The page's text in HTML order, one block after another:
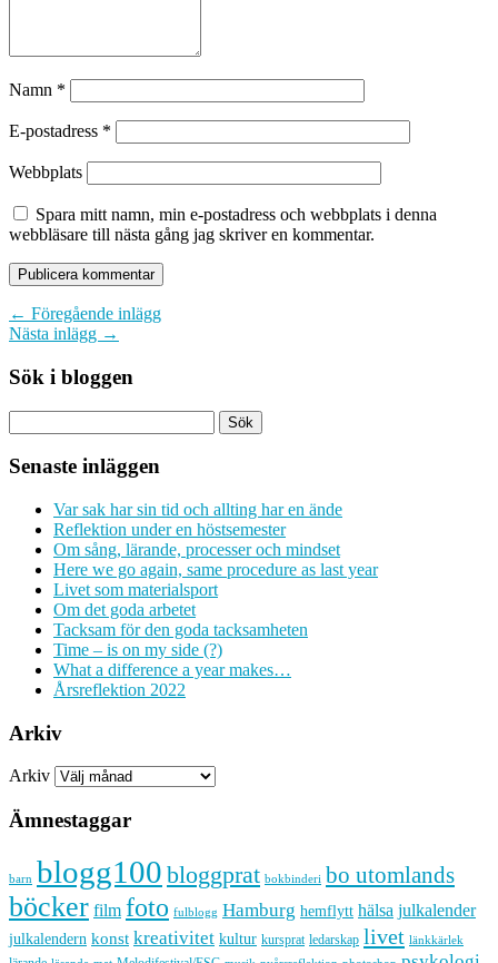
Namn *
E-postadress *
Webbplats
Spara mitt namn, min e-postadress och webbplats i denna
webbläsare till nästa gång jag skriver en kommentar.
← Föregående inlägg
Nästa inlägg →
Sök i bloggen
Senaste inläggen
Var sak har sin tid och allting har en ände
Reflektion under en höstsemester
Om sång, lärande, processer och mindset
Here we go again, same procedure as last year
Livet som materialsport
Om det goda arbetet
Tacksam för den goda tacksamheten
Time – is on my side (?)
What a difference a year makes…
Årsreflektion 2022
Arkiv
Arkiv
Ämnestaggar
barn blogg100 bloggprat bokbinderi bo utomlands
böcker film foto fulblogg Hamburg hemflytt hälsa julkalender
julkalendern konst kreativitet kultur kursprat ledarskap livet länkkärlek